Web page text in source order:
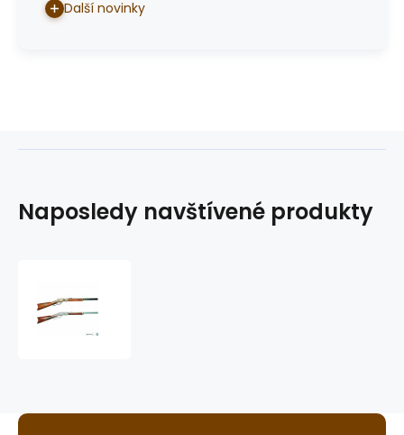
Další novinky
Naposledy navštívené produkty